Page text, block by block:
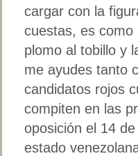
cargar con la
cuestas, es
plomo al tobillo y
me ayudes tanto
candidatos rojos
compiten en las
oposición el 14
estado